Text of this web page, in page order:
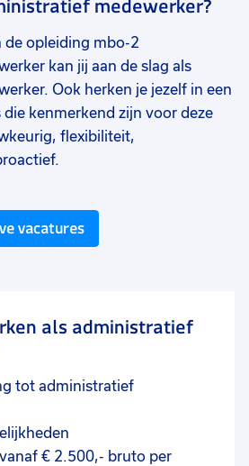
medewerker?
de opleiding mbo-2
kan jij aan de slag als
Ook herken je jezelf in een
kenmerkend zijn voor deze
flexibiliteit,
vacatures
als administratief
tot administratief
€ 2.500,- bruto per